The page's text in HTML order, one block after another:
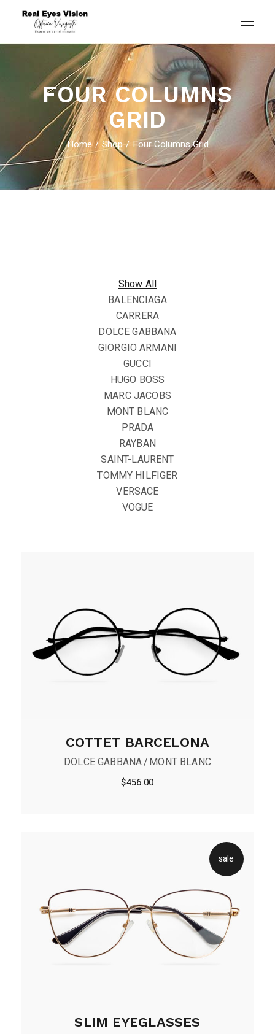
FOUR COLUMNS
GRID
Home Shop Four Columns Grid
Show All
BALENCIAGA
CARRERA
DOLCE GABBANA
GIORGIO ARMANI
GUCCI
HUGO BOSS
MARC JACOBS
MONT BLANC
PRADA
RAYBAN
SAINT-LAURENT
TOMMY HILFIGER
VERSACE
VOGUE
COTTET BARCELONA
DOLCE GABBANA MONT BLANC
$456.00
sale
SLIM EYEGLASSES